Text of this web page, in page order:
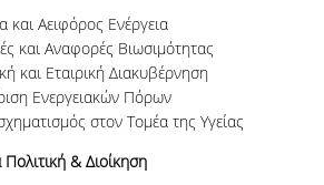
και Αειφόρος Ενέργεια
και Αναφορές Βιωσιμότητας
και Εταιρική Διακυβέρνηση
Ενεργειακών Πόρων
στον Τομέα της Υγείας
& Διοίκηση